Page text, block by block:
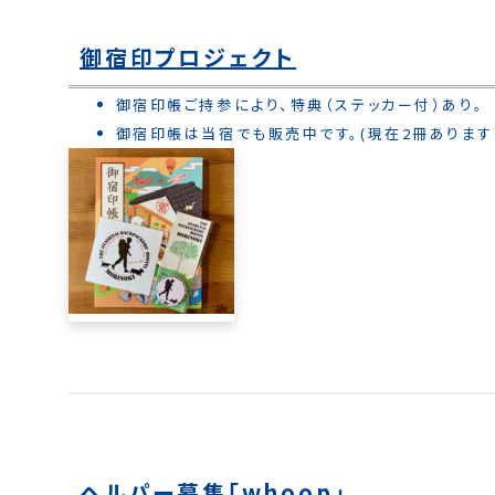
御宿印プロジェクト
御宿印帳ご持参により、特典（ステッカー付）あり。
御宿印帳は当宿でも販売中です。(現在2冊あります